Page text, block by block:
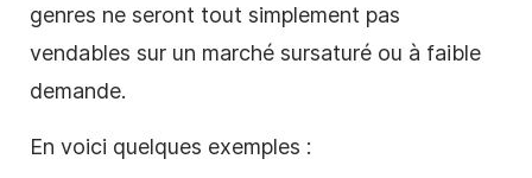
genres ne seront tout simplement pas
vendables sur un marché sursaturé ou à faible
demande.
En voici quelques exemples :